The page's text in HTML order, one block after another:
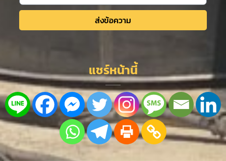
ส่งข้อความ
แชร์หน้านี้